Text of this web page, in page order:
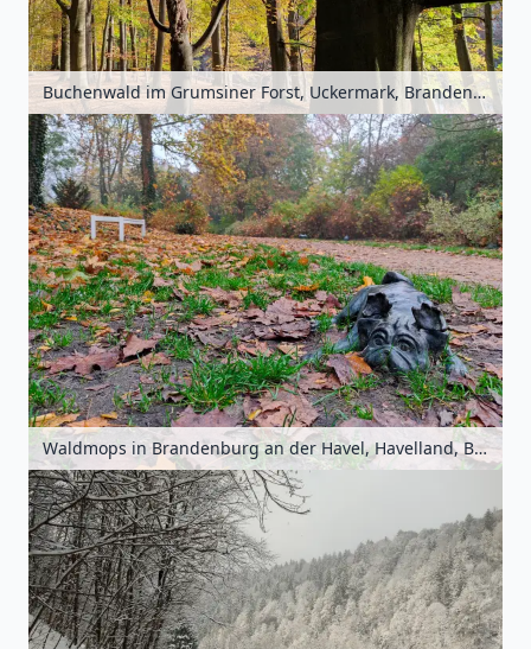
Buchenwald im Grumsiner Forst, Uckermark, Brandenburg, Deutschland
Waldmops in Brandenburg an der Havel, Havelland, Brandenburg, Deutschland